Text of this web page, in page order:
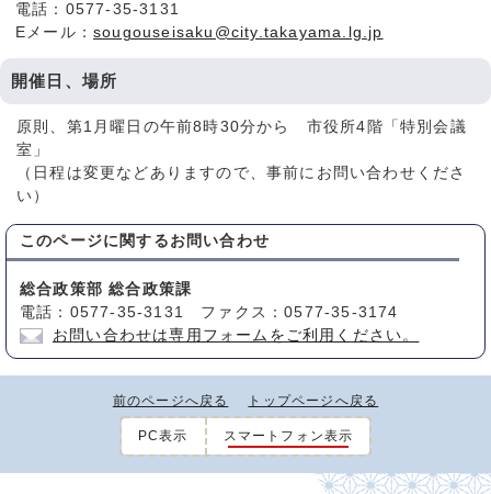
電話：0577-35-3131
Eメール： sougouseisaku@city.takayama.lg.jp
開催日、場所
原則、第1月曜日の午前8時30分から 市役所4階「特別会議
室」
（日程は変更などありますので、事前にお問い合わせくださ
い）
このページに関する お問い合わせ
総合政策部 総合政策課
電話：0577-35-3131 ファクス：0577-35-3174
お問い合わせは専用フォームをご利用ください。
前のページへ戻る トップページへ戻る
PC表示 スマートフォン表示